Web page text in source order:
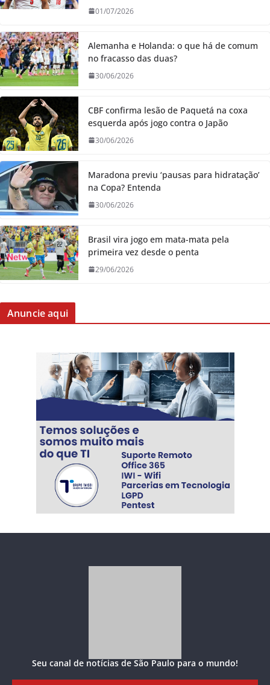
01/07/2026
Alemanha e Holanda: o que há de comum
no fracasso das duas?
30/06/2026
CBF confirma lesão de Paquetá na coxa
esquerda após jogo contra o Japão
30/06/2026
Maradona previu ‘pausas para hidratação’
na Copa? Entenda
30/06/2026
Brasil vira jogo em mata-mata pela
primeira vez desde o penta
29/06/2026
Anuncie aqui
Seu canal de notícias de São Paulo para o mundo!